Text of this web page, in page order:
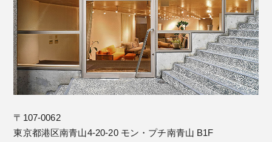
〒107-0062
東京都港区南青山4-20-20 モン・プチ南青山 B1F